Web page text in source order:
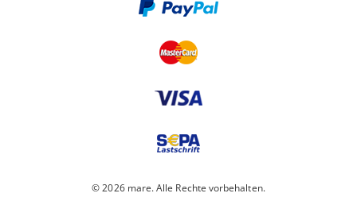
© 2026 mare. Alle Rechte vorbehalten.